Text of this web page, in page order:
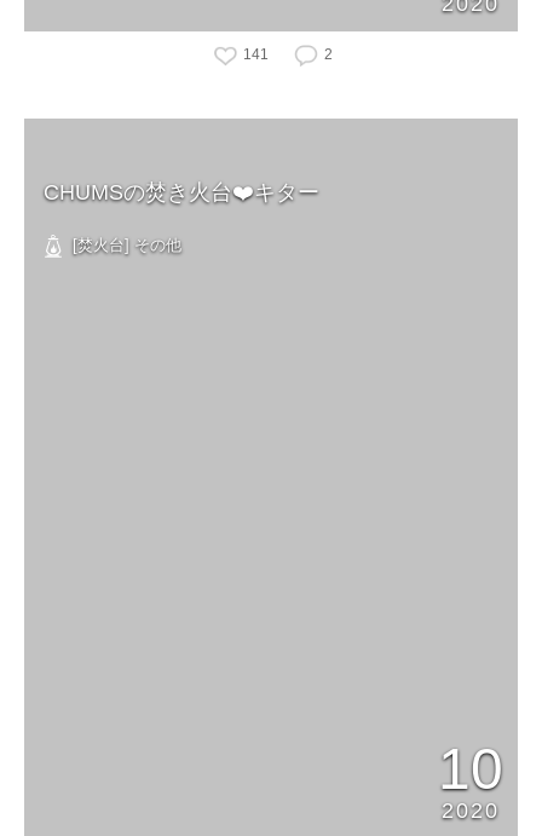
141 2
CHUMSの焚き火台❤️キター
[焚火台] その他
10
2020